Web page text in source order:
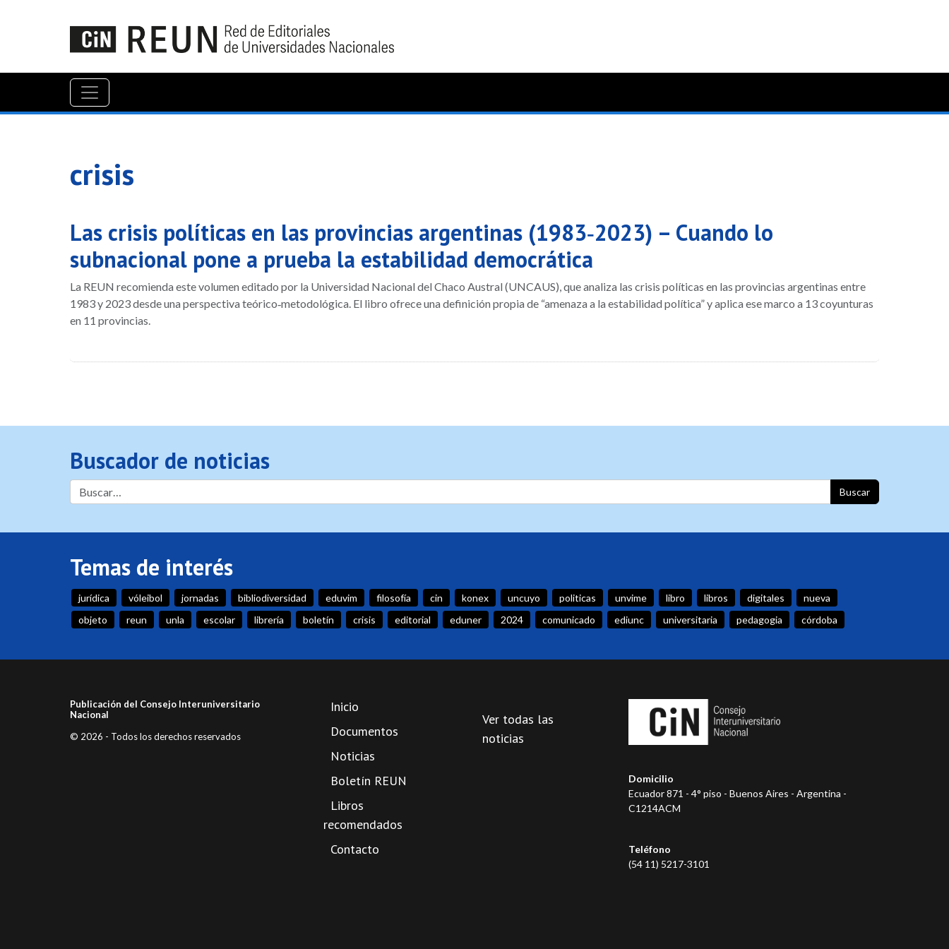
crisis
Las crisis políticas en las provincias argentinas (1983‑2023) – Cuando lo
subnacional pone a prueba la estabilidad democrática
La REUN recomienda este volumen editado por la Universidad Nacional del Chaco Austral (UNCAUS), que analiza las crisis políticas en las provincias argentinas entre
1983 y 2023 desde una perspectiva teórico‑metodológica. El libro ofrece una definición propia de “amenaza a la estabilidad política” y aplica ese marco a 13 coyunturas
en 11 provincias.
Buscador de noticias
Buscar
Temas de interés
jurídica vóleibol jornadas bibliodiversidad eduvim filosofía cin konex uncuyo politicas unvime libro libros digitales
nueva
objeto
reun unla escolar librería boletín crisis editorial eduner 2024 comunicado ediunc universitaria pedagogia córdoba
Publicación del Consejo Interuniversitario
Nacional
© 2026 - Todos los derechos reservados
Inicio
Documentos
Noticias
Boletín REUN
Libros
recomendados
Contacto
Ver todas las
noticias
Domicilio
Ecuador 871 - 4° piso - Buenos Aires - Argentina -
C1214ACM
Teléfono
(54 11) 5217-3101